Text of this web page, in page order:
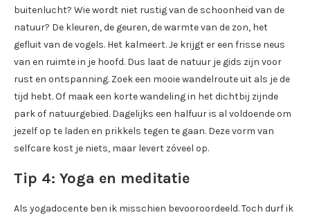
buitenlucht? Wie wordt niet rustig van de schoonheid van de
natuur? De kleuren, de geuren, de warmte van de zon, het
gefluit van de vogels. Het kalmeert. Je krijgt er een frisse neus
van en ruimte in je hoofd. Dus laat de natuur je gids zijn voor
rust en ontspanning. Zoek een mooie wandelroute uit als je de
tijd hebt. Of maak een korte wandeling in het dichtbij zijnde
park of natuurgebied. Dagelijks een halfuur is al voldoende om
jezelf op te laden en prikkels tegen te gaan. Deze vorm van
selfcare kost je niets, maar levert zóveel op.
Tip 4: Yoga en meditatie
Als yogadocente ben ik misschien bevooroordeeld. Toch durf ik